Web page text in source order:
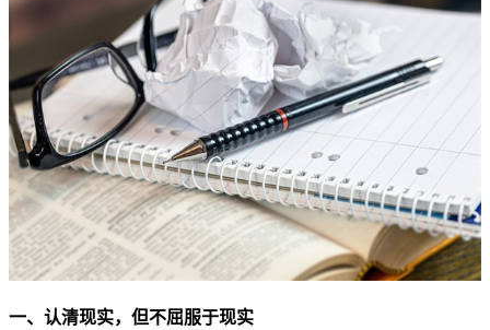
一、认清现实，但不屈服于现实